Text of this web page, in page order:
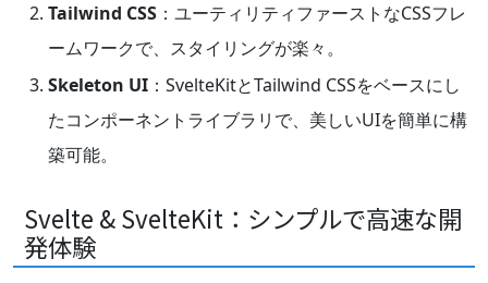
Tailwind CSS ：ユーティリティファーストなCSSフレ
ームワークで、スタイリングが楽々。
Skeleton UI ：SvelteKitとTailwind CSSをベースにし
たコンポーネントライブラリで、美しいUIを簡単に構
築可能。
Svelte & SvelteKit：シンプルで高速な開
発体験